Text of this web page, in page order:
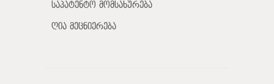
საპატენტო მომსახურება
ღია მეცნიერება